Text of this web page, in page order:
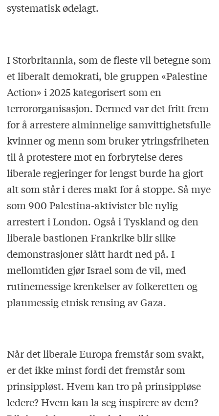
systematisk ødelagt.
I Storbritannia, som de fleste vil betegne som
et liberalt demokrati, ble gruppen «Palestine
Action» i 2025 kategorisert som en
terrororganisasjon. Dermed var det fritt frem
for å arrestere alminnelige samvittighetsfulle
kvinner og menn som bruker ytringsfriheten
til å protestere mot en forbrytelse deres
liberale regjeringer for lengst burde ha gjort
alt som står i deres makt for å stoppe. Så mye
som 900 Palestina-aktivister ble nylig
arrestert i London. Også i Tyskland og den
liberale bastionen Frankrike blir slike
demonstrasjoner slått hardt ned på. I
mellomtiden gjør Israel som de vil, med
rutinemessige krenkelser av folkeretten og
planmessig etnisk rensing av Gaza.
Når det liberale Europa fremstår som svakt,
er det ikke minst fordi det fremstår som
prinsippløst. Hvem kan tro på prinsippløse
ledere? Hvem kan la seg inspirere av dem?